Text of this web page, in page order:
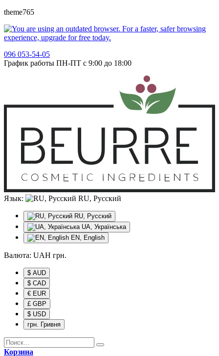
theme765
096 053-54-05
График работы ПН-ПТ с 9:00 до 18:00
Язык: RU, Русский
RU, Русский
UA, Українська
EN, English
Валюта: UAH грн.
$ AUD
$ CAD
€ EUR
£ GBP
$ USD
грн. Гривня
Корзина